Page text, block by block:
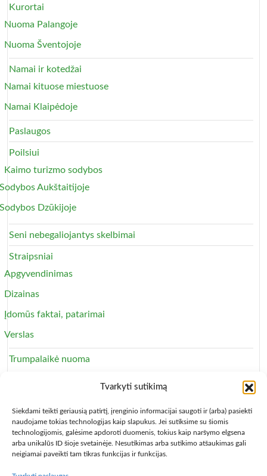
Tvarkyti sutikimą
Siekdami teikti geriausią patirtį, įrenginio informacijai saugoti ir (arba) pasiekti
naudojame tokias technologijas kaip slapukus. Jei sutiksime su šiomis
technologijomis, galėsime apdoroti duomenis, tokius kaip naršymo elgsena
arba unikalūs ID šioje svetainėje. Nesutikimas arba sutikimo atšaukimas gali
neigiamai paveikti tam tikras funkcijas ir funkcijas.
Kurortai
Nuoma Palangoje
Nuoma Šventojoje
Namai ir kotedžai
Namai kituose miestuose
Namai Klaipėdoje
Paslaugos
Poilsiui
Kaimo turizmo sodybos
Sodybos Aukštaitijoje
Sodybos Dzūkijoje
Seni nebegaliojantys skelbimai
Straipsniai
Apgyvendinimas
Dizainas
Įdomūs faktai, patarimai
Verslas
Trumpalaikė nuoma